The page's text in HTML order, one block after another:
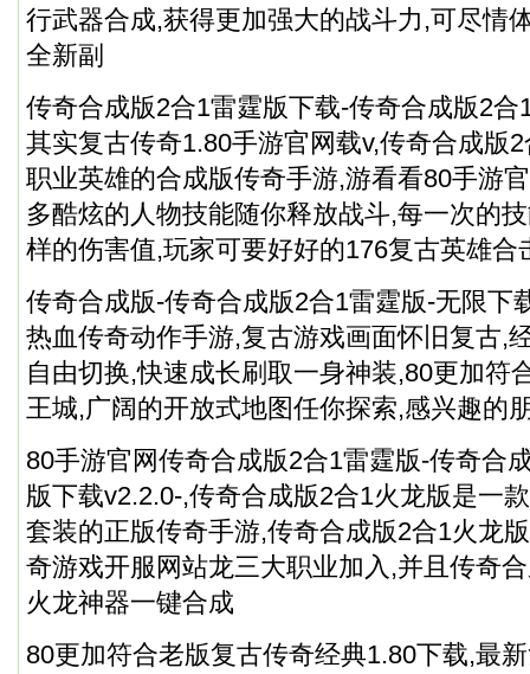
行武器合成,获得更加强大的战斗力,可尽情
全新副
传奇合成版2合1雷霆版下载-传奇合成版2合
其实复古传奇1.80手游官网载v,传奇合成版
职业英雄的合成版传奇手游,游看看80手游
多酷炫的人物技能随你释放战斗,每一次的
样的伤害值,玩家可要好好的176复古英雄合
传奇合成版-传奇合成版2合1雷霆版-无限下
热血传奇动作手游,复古游戏画面怀旧复古,
自由切换,快速成长刷取一身神装,80更加符
王城,广阔的开放式地图任你探索,感兴趣的
80手游官网传奇合成版2合1雷霆版-传奇合
版下载v2.2.0-,传奇合成版2合1火龙版是一
套装的正版传奇手游,传奇合成版2合1火龙
奇游戏开服网站龙三大职业加入,并且传奇
火龙神器一键合成
80更加符合老版复古传奇经典1.80下载,最